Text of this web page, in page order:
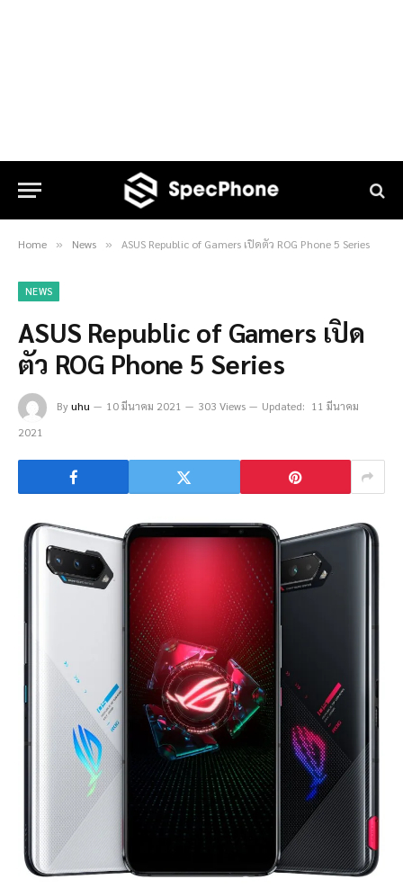
Home » News » ASUS Republic of Gamers เปิดตัว ROG Phone 5 Series
NEWS
ASUS Republic of Gamers เปิด
ตัว ROG Phone 5 Series
Byuhu 10 มีนาคม 2021 303 Views Updated: 11 มีนาคม
2021